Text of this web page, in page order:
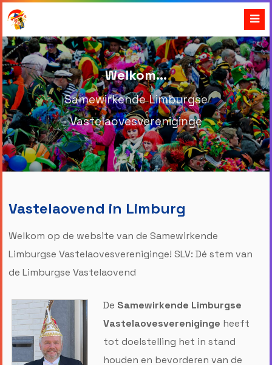
Welkom...
Samewirkende Limburgse
Vastelaovesvereniginge
Vastelaovend in Limburg
Welkom op de website van de Samewirkende
Limburgse Vastelaovesvereniginge! SLV: Dé stem van
de Limburgse Vastelaovend
De Samewirkende Limburgse
Vastelaovesvereniginge heeft
tot doelstelling het in stand
houden en bevorderen van de